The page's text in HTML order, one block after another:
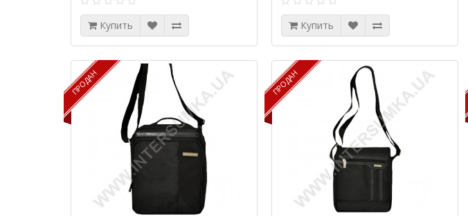
Купить Купить
ПРОДАН
ПРОДАН ПРОДАН
ПРОДАН